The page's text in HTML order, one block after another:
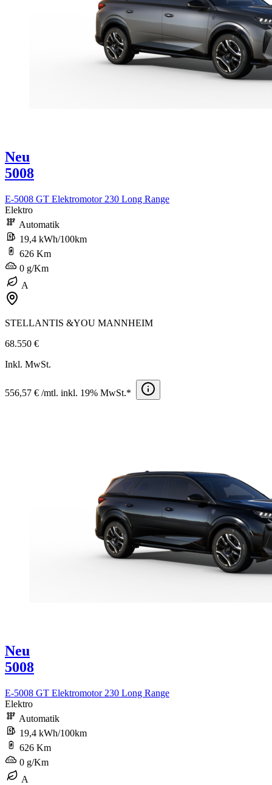
Neu
5008
E-5008 GT Elektromotor 230 Long Range
Elektro
Automatik
19,4 kWh/100km
626 Km
0 g/Km
A
STELLANTIS &YOU MANNHEIM
68.550 €
Inkl. MwSt.
556,57 € /mtl. inkl. 19% MwSt.*
Neu
5008
E-5008 GT Elektromotor 230 Long Range
Elektro
Automatik
19,4 kWh/100km
626 Km
0 g/Km
A